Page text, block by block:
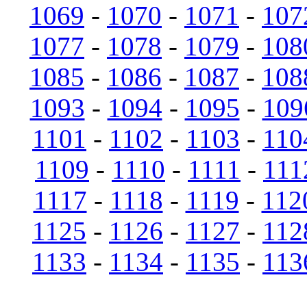
1069 - 1070 - 1071 -
1077 - 1078 - 1079 -
1085 - 1086 - 1087 -
1093 - 1094 - 1095 -
1101 - 1102 - 1103 -
1109 - 1110 - 1111 -
1117 - 1118 - 1119 -
1125 - 1126 - 1127 -
1133 - 1134 - 1135 -